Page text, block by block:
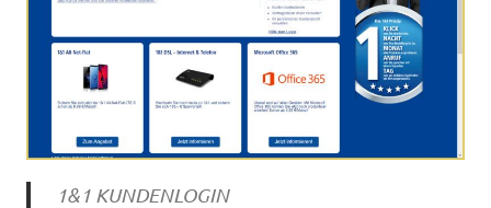
1&1 KUNDENLOGIN